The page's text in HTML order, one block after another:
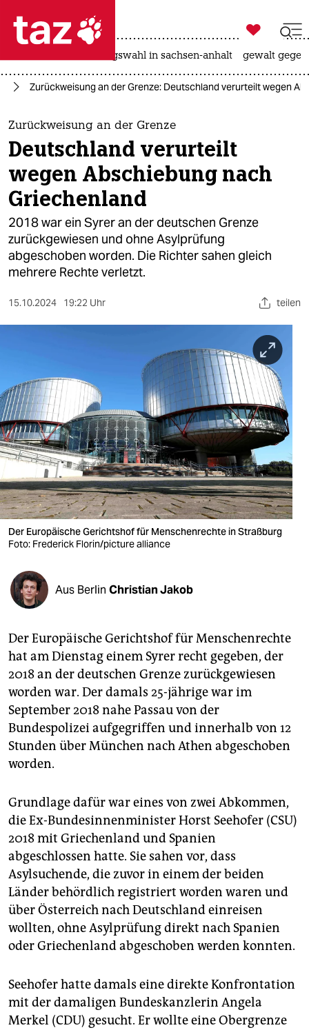
 taz zahl ich
taz zahl ich
themen
politik
öko
gesellschaft
kultur
sport
berlin
verlag
verlag
veranstaltungen
shop
fragen & hilfe
unterstützen
genossenschaft

taz zahl ich
landtagswahl in sachsen-anhalt gewalt
Zurückweisung an der Grenze: Deutschland verurteilt wegen
Zurückweisung an der Grenze
Deutschland verurteilt
wegen Abschiebung nach
Griechenland
2018 war ein Syrer an der deutschen Grenze
zurückgewiesen und ohne Asylprüfung
abgeschoben worden. Die Richter sahen gleich
mehrere Rechte verletzt.
15.10.2024 19:22 Uhr teilen
Der Europäische Gerichtshof für Menschenrechte in Straßburg
Foto: Frederick Florin/picture alliance
Aus Berlin Christian Jakob
Der Europäische Gerichtshof für Menschenrechte
hat am Dienstag einem Syrer recht gegeben, der
2018 an der deutschen Grenze zurückgewiesen
worden war. Der damals 25-jährige war im
September 2018 nahe Passau von der
Bundespolizei aufgegriffen und innerhalb von 12
Stunden über München nach Athen abgeschoben
worden.
Grundlage dafür war eines von zwei Abkommen,
die Ex-Bundesinnenminister Horst Seehofer (CSU)
2018 mit Griechenland und Spanien
abgeschlossen hatte. Sie sahen vor, dass
Asylsuchende, die zuvor in einem der beiden
Länder behördlich registriert worden waren und
über Österreich nach Deutschland einreisen
wollten, ohne Asylprüfung direkt nach Spanien
oder Griechenland abgeschoben werden konnten.
Seehofer hatte damals eine direkte Konfrontation
mit der damaligen Bundeskanzlerin Angela
Merkel (CDU) gesucht. Er wollte eine Obergrenze